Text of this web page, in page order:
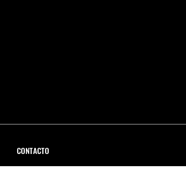
CONTACTO